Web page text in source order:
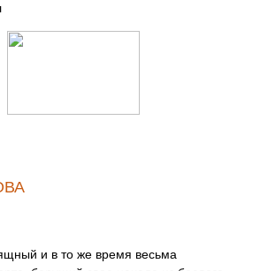
и в то же время весьма